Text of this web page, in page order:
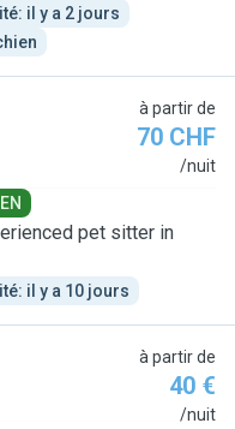
il y a 2 jours
à partir de
70 CHF
/nuit
pet sitter in
il y a 10 jours
à partir de
40 €
/nuit